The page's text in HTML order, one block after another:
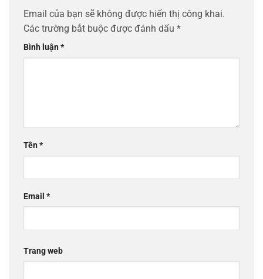
Email của bạn sẽ không được hiển thị công khai.
Các trường bắt buộc được đánh dấu *
Bình luận*
Tên*
Email *
Trang web